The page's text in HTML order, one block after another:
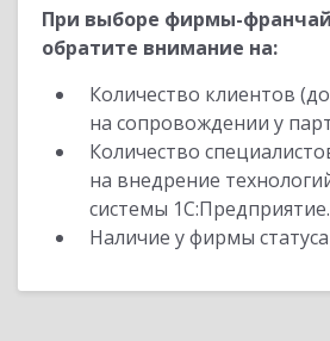
При выборе фирмы-
обратите внимание на:
Количество клиентов
на сопровождении у
Количество
на внедрение
системы 1С:Предприятие.
Наличие у фирмы статуса